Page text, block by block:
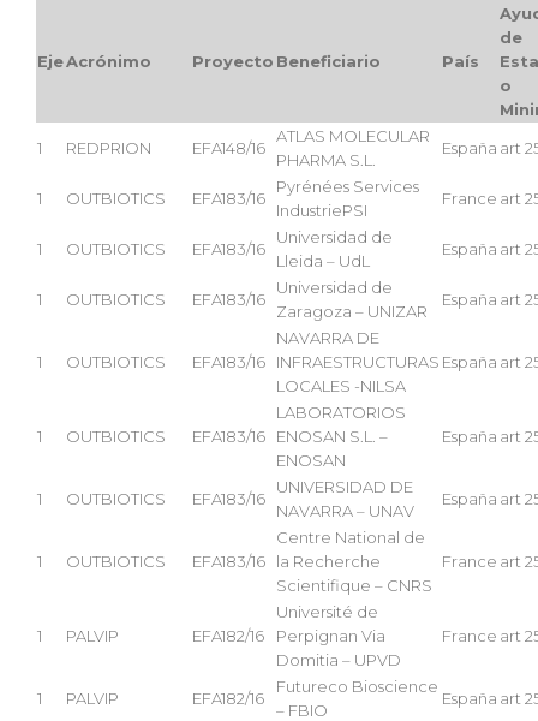
EjeAcrónimo Proyecto Beneficiario País
de
o
1
REDPRION EFA148/16
ATLAS MOLECULAR
PHARMA S.L.
España art
1 OUTBIOTICS EFA183/16
Pyrénées Services
IndustriePSI
France art
1 OUTBIOTICS EFA183/16
Universidad de
Lleida – UdL
España art
1 OUTBIOTICS EFA183/16
Universidad de
Zaragoza – UNIZAR
España art
1 OUTBIOTICS EFA183/16
NAVARRA DE
INFRAESTRUCTURAS
LOCALES -NILSA
España art
1 OUTBIOTICS EFA183/16
LABORATORIOS
ENOSAN S.L. –
ENOSAN
España art
1 OUTBIOTICS EFA183/16
UNIVERSIDAD DE
NAVARRA – UNAV
España art
1 OUTBIOTICS EFA183/16
Centre National de
la Recherche
Scientifique – CNRS
France art
1 PALVIP EFA182/16
Université de
Perpignan Via
Domitia – UPVD
France art
1 PALVIP EFA182/16
Futureco Bioscience
– FBIO
España art